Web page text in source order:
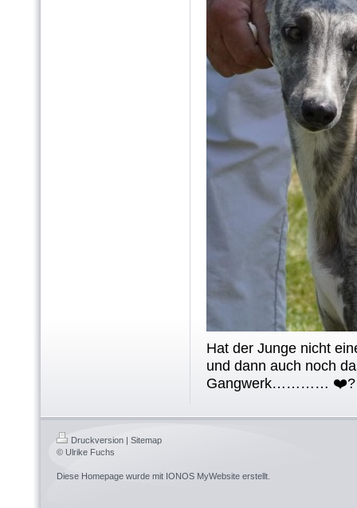
Hat der Junge nicht
und dann auch noch
Gangwerk………… ❤️‍?
Druckversion | Sitemap
© Ulrike Fuchs
Diese Homepage wurde mit IONOS MyWebsite erstellt.